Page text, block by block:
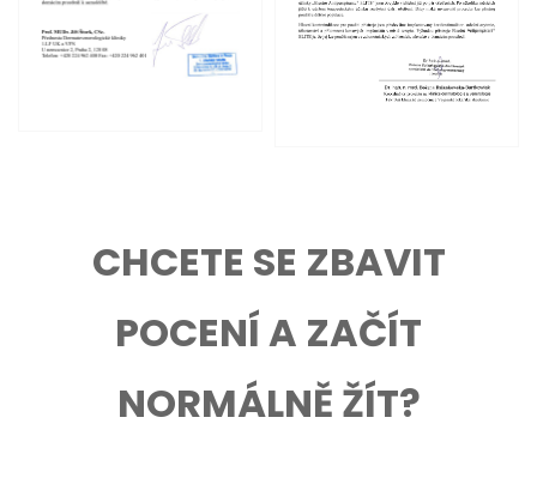
CHCETE SE ZBAVIT
POCENÍ A ZAČÍT
NORMÁLNĚ ŽÍT?